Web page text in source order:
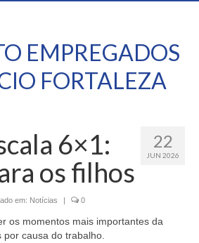
EMPREGADOS
FORTALEZA
22
JUN 2026
6×1:
os filhos
em: Notícias | 0
os momentos mais importantes da
causa do trabalho.